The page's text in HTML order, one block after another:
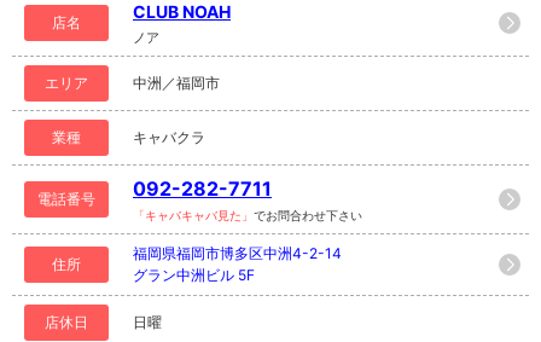
店名
CLUB NOAH
ノア
エリア 中洲／福岡市
業種 キャバクラ
電話番号 092-282-7711
「キャバキャバ見た」 でお問合わせ下さい
住所
福岡県福岡市博多区中洲4-2-14
グラン中洲ビル 5F
店休日 日曜